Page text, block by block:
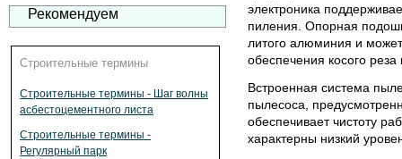
Рекомендуем
Строительные термины
Строительные термины - Шаг волны
асбестоцементного листа
Строительные термины -
Регулярный парк
электроника
пиления. Опорная
литого алюминия и
обеспечения косого
Встроенная система
пылесоса,
обеспечивает чистоту
характерны низкий